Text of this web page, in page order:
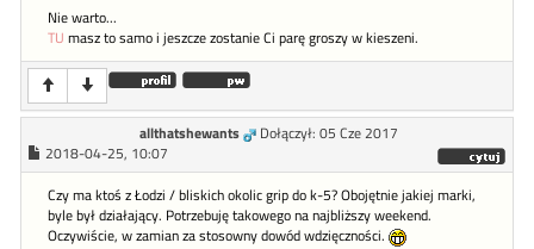
Nie warto...
TU masz to samo i jeszcze zostanie Ci parę groszy w kieszeni.
allthatshewants
Dołączył: 05 Cze 2017
2018-04-25, 10:07
Czy ma ktoś z Łodzi / bliskich okolic grip do k-5? Obojętnie jakiej marki,
byle był działający. Potrzebuję takowego na najbliższy weekend.
Oczywiście, w zamian za stosowny dowód wdzięczności.